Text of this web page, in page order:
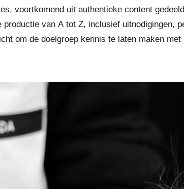
voortkomend uit authentieke content
van A tot Z, inclusief uitnodigingen,
om de doelgroep kennis te laten maken